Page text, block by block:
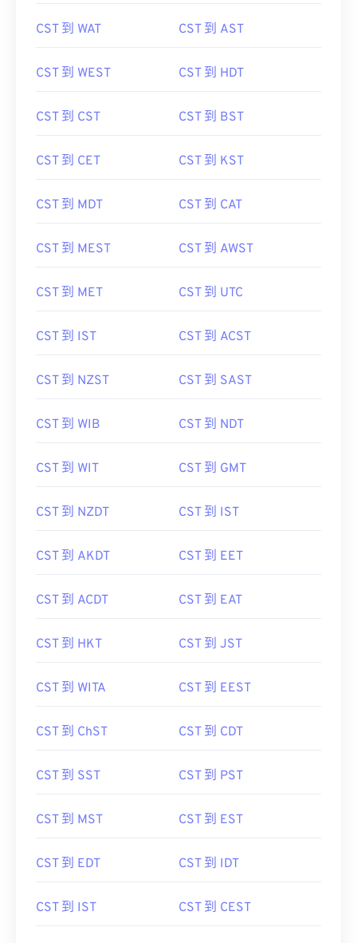
CST 到 WAT CST 到 AST
CST 到 WEST CST 到 HDT
CST 到 CST CST 到 BST
CST 到 CET CST 到 KST
CST 到 MDT CST 到 CAT
CST 到 MEST CST 到 AWST
CST 到 MET CST 到 UTC
CST 到 IST CST 到 ACST
CST 到 NZST CST 到 SAST
CST 到 WIB CST 到 NDT
CST 到 WIT CST 到 GMT
CST 到 NZDT CST 到 IST
CST 到 AKDT CST 到 EET
CST 到 ACDT CST 到 EAT
CST 到 HKT CST 到 JST
CST 到 WITA CST 到 EEST
CST 到 ChST CST 到 CDT
CST 到 SST CST 到 PST
CST 到 MST CST 到 EST
CST 到 EDT CST 到 IDT
CST 到 IST CST 到 CEST